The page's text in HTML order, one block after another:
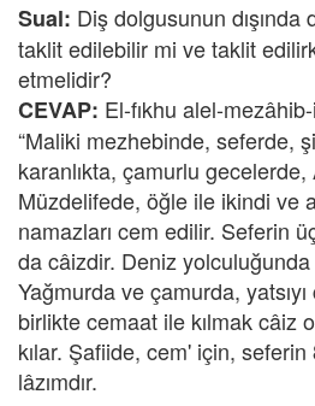
Sual: Diş dolgusunun
taklit edilebilir mi ve taklit
etmelidir?
CEVAP: El-fıkhu alel-
“Maliki mezhebinde, seferde,
karanlıkta, çamurlu
Müzdelifede, öğle ile ikindi ve
namazları cem edilir. Seferin
da câizdir. Deniz
Yağmurda ve çamurda,
birlikte cemaat ile kılmak câiz
kılar. Şafiide, cem' için,
lâzımdır.